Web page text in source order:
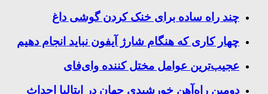
چند راه‌ ساده برای خنک کردن گوشی داغ
چهار کاری که هنگام شارژ آیفون نباید انجام دهیم
عجیب‌ترین عوامل مختل کننده وای‌فای
دومین راه‌آهن خورشیدی جهان در ایتالیا احداث